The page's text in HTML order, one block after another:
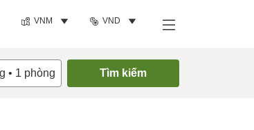
VNM VND
• 1 phòng Tìm kiếm